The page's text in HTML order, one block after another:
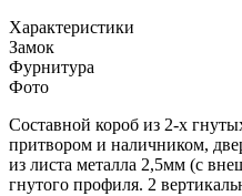
Характеристики
Замок
Фурнитура
Фото
Составной короб из 2-х
притвором и наличником,
из листа металла 2,5мм (с
гнутого профиля. 2